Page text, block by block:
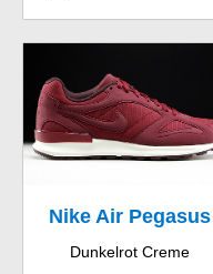
Nike Air Pegasus
New Racer
Dunkelrot Creme